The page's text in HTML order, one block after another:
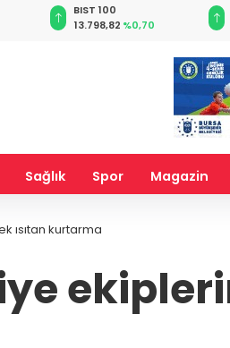
BIST 100
13.798,82 %0,70
Sağlık Spor Magazin
ısıtan kurtarma